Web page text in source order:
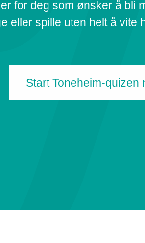
for deg som ønsker å bli
eller spille uten helt å vite
Start Toneheim-quizen